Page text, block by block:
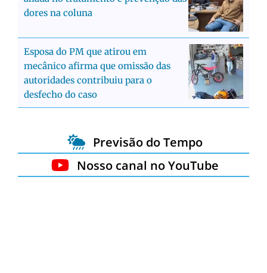
dores na coluna
Esposa do PM que atirou em
mecânico afirma que omissão das
autoridades contribuiu para o
desfecho do caso
Previsão do Tempo
Nosso canal no YouTube